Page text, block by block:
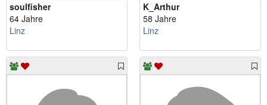
soulfisher
64 Jahre
Linz
K_Arthur
58 Jahre
Linz